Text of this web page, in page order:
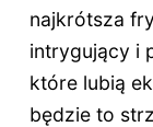
najkrótsza
intrygujący i
które lubią
będzie to